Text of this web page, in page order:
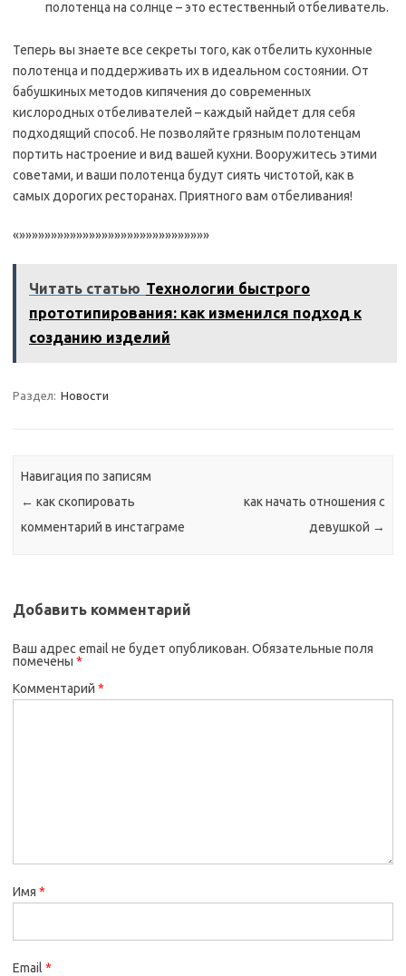
полотенца на солнце – это естественный отбеливатель.
Теперь вы знаете все секреты того, как отбелить кухонные
полотенца и поддерживать их в идеальном состоянии. От
бабушкиных методов кипячения до современных
кислородных отбеливателей – каждый найдет для себя
подходящий способ. Не позволяйте грязным полотенцам
портить настроение и вид вашей кухни. Вооружитесь этими
советами, и ваши полотенца будут сиять чистотой, как в
самых дорогих ресторанах. Приятного вам отбеливания!
«»»»»»»»»»»»»»»»»»»»»»»»»»»»»»»
Читать статью Технологии быстрого
прототипирования: как изменился подход к
созданию изделий
Раздел: Новости
Навигация по записям
← как скопировать
комментарий в инстаграме
как начать отношения с
девушкой →
Добавить комментарий
Ваш адрес email не будет опубликован. Обязательные поля
помечены *
Комментарий *
Имя *
Email *